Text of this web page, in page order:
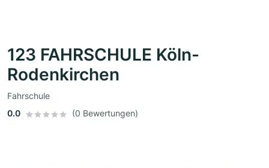
123 FAHRSCHULE Köln-
Rodenkirchen
Fahrschule
0.0
(0 Bewertungen)